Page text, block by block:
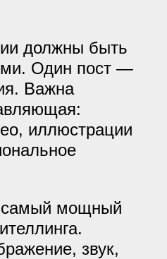
должны быть
Один пост —
Важна
иллюстрации
самый мощный
звук,